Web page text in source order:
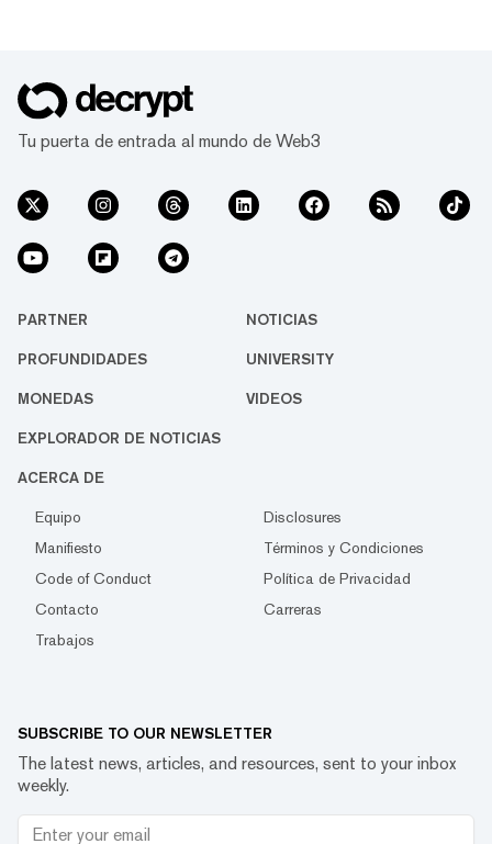
Tu puerta de entrada al mundo de Web3
PARTNER NOTICIAS
PROFUNDIDADES UNIVERSITY
MONEDAS VIDEOS
EXPLORADOR DE NOTICIAS
ACERCA DE
Equipo
Disclosures
Manifiesto
Términos y Condiciones
Code of Conduct
Política de Privacidad
Contacto
Carreras
Trabajos
SUBSCRIBE TO OUR NEWSLETTER
The latest news, articles, and resources, sent to your inbox
weekly.